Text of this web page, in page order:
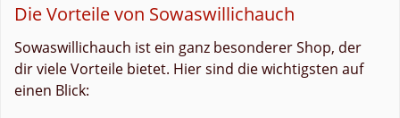
Die Vorteile von Sowaswillichauch
Sowaswillichauch ist ein ganz besonderer Shop, der
dir viele Vorteile bietet. Hier sind die wichtigsten auf
einen Blick: